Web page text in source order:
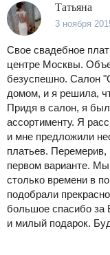
Татьяна
3 ноября
Свое свадебное
центре Москвы.
безуспешно. Салон
домом, и я решила,
Придя в салон, я
ассортименту. Я
и мне предложили
платьев. Перемерив,
первом варианте.
столько времени в
подобрали
большое спасибо за
и милый подарок.